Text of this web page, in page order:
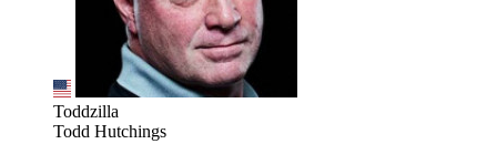
Toddzilla
Todd Hutchings